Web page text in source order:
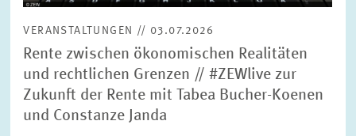
WISSENSCHAFTSPREIS
Themen
Bitte wählen
Schlagworte
VERANSTALTUNGEN // 03.07.2026
Rente zwischen ökonomischen Realitäten
und rechtlichen Grenzen // #ZEWlive zur
Zukunft der Rente mit Tabea Bucher-Koenen
und Constanze Janda